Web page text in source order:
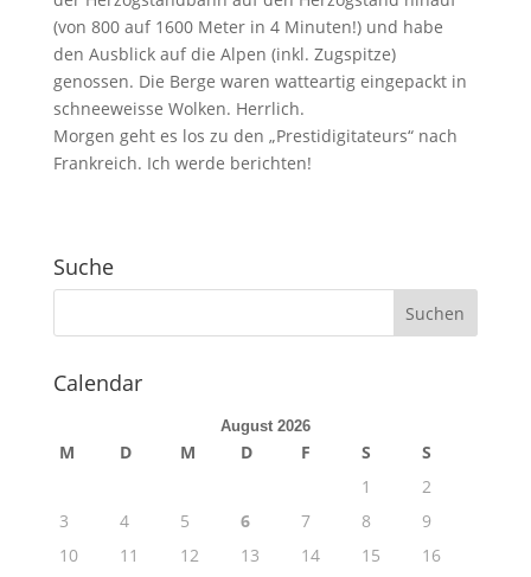
(von 800 auf 1600 Meter in 4 Minuten!) und habe
den Ausblick auf die Alpen (inkl. Zugspitze)
genossen. Die Berge waren watteartig eingepackt in
schneeweisse Wolken. Herrlich.
Morgen geht es los zu den „Prestidigitateurs“ nach
Frankreich. Ich werde berichten!
Suche
Calendar
August 2026
M D M D F S
S
1
2
3
4 5 6 7 8
9
10
11 12 13 14 15
16